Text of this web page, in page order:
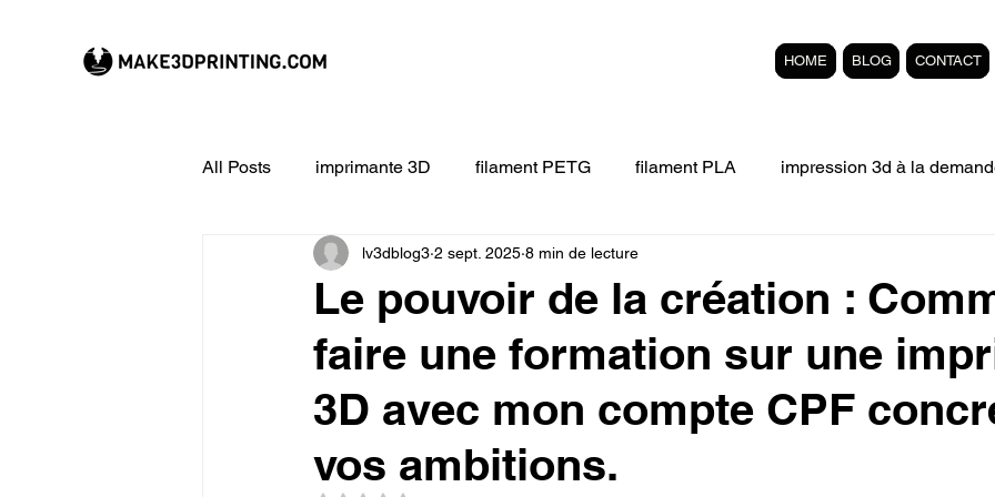
HOME BLOG CONTACT
All Posts imprimante 3D filament PETG filament PLA impression 3d à la
CREALITY imprimante 3D Filament 3D FLEXIBLE
Filament 3D Formation à l'impression 3D. Formation éligible au CPF Impressio
Formation 3D en ligne.
Le pouvoir de la création :
faire une formation sur une
3D avec mon compte CPF
vos ambitions.
lv3dblog3 2 sept. 2025 8 min de lecture